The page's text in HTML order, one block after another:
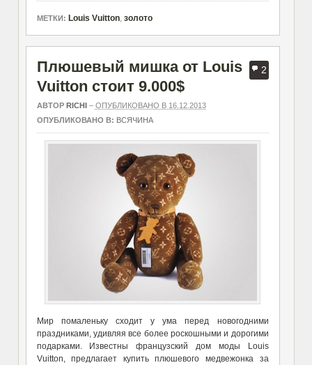
МЕТКИ: Louis Vuitton, золото
2
Плюшевый мишка от Louis
Vuitton стоит 9.000$
АВТОР RICHI – ОПУБЛИКОВАНО В 16.12.2013
ОПУБЛИКОВАНО В: ВСЯЧИНА
Мир помаленьку сходит у ума перед новогодними
праздниками, удивляя все более роскошными и дорогими
подарками. Известны французский дом моды Louis
Vuitton, предлагает купить плюшевого медвежонка за